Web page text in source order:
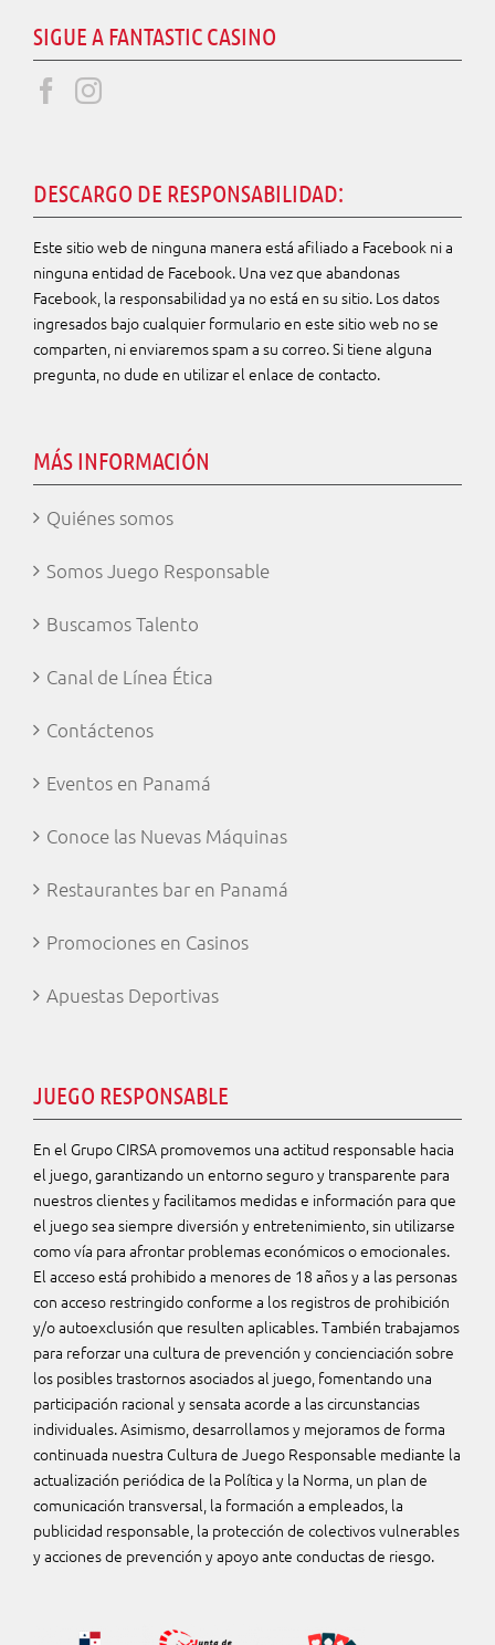
SIGUE A FANTASTIC CASINO
DESCARGO DE RESPONSABILIDAD:
Este sitio web de ninguna manera está afiliado a Facebook ni a
ninguna entidad de Facebook. Una vez que abandonas
Facebook, la responsabilidad ya no está en su sitio. Los datos
ingresados bajo cualquier formulario en este sitio web no se
comparten, nienviaremos spam a su correo.Si tiene alguna
pregunta, no dude en utilizar el enlace de contacto.
MÁS INFORMACIÓN
Quiénes somos
Somos Juego Responsable
Buscamos Talento
Canal de Línea Ética
Contáctenos
Eventos en Panamá
Conoce las Nuevas Máquinas
Restaurantes bar en Panamá
Promociones en Casinos
Apuestas Deportivas
JUEGO RESPONSABLE
En el Grupo CIRSA promovemos una actitud responsable hacia
el juego, garantizando un entorno seguro y transparente para
nuestros clientes y facilitamos medidas e información para que
el juego sea siempre diversión y entretenimiento, sin utilizarse
como vía para afrontar problemas económicos o emocionales.
El acceso está prohibido a menores de 18 años y a las personas
con acceso restringido conforme a los registros de prohibición
y/o autoexclusión que resulten aplicables. También trabajamos
para reforzar una cultura de prevención y concienciación sobre
los posibles trastornos asociados al juego, fomentando una
participación racional y sensata acorde a las circunstancias
individuales. Asimismo, desarrollamos y mejoramos de forma
continuada nuestra Cultura de Juego Responsable mediante la
actualización periódica de la Política y la Norma, un plan de
comunicación transversal, la formación a empleados, la
publicidad responsable, la protección de colectivos vulnerables
y acciones de prevención y apoyo ante conductas de riesgo.